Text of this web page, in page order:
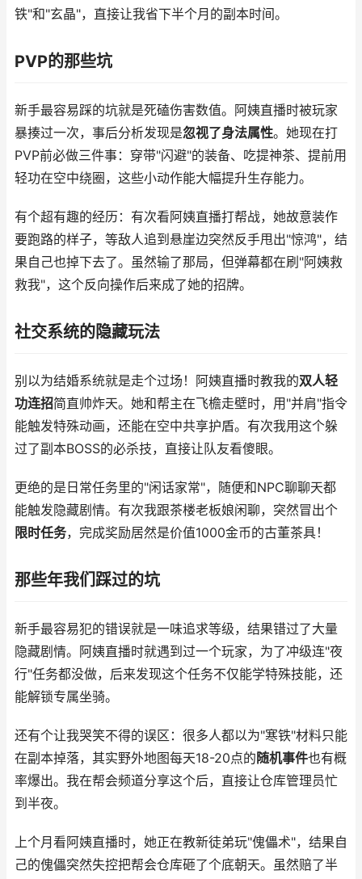
铁"和"玄晶"，直接让我省下半个月的副本时间。
PVP的那些坑
新手最容易踩的坑就是死磕伤害数值。阿姨直播时被玩家
暴揍过一次，事后分析发现是忽视了身法属性。她现在打
PVP前必做三件事：穿带"闪避"的装备、吃提神茶、提前用
轻功在空中绕圈，这些小动作能大幅提升生存能力。
有个超有趣的经历：有次看阿姨直播打帮战，她故意装作
要跑路的样子，等敌人追到悬崖边突然反手甩出"惊鸿"，结
果自己也掉下去了。虽然输了那局，但弹幕都在刷"阿姨救
救我"，这个反向操作后来成了她的招牌。
社交系统的隐藏玩法
别以为结婚系统就是走个过场！阿姨直播时教我的双人轻
功连招简直帅炸天。她和帮主在飞檐走壁时，用"并肩"指令
能触发特殊动画，还能在空中共享护盾。有次我用这个躲
过了副本BOSS的必杀技，直接让队友看傻眼。
更绝的是日常任务里的"闲话家常"，随便和NPC聊聊天都
能触发隐藏剧情。有次我跟茶楼老板娘闲聊，突然冒出个
限时任务，完成奖励居然是价值1000金币的古董茶具！
那些年我们踩过的坑
新手最容易犯的错误就是一味追求等级，结果错过了大量
隐藏剧情。阿姨直播时就遇到过一个玩家，为了冲级连"夜
行"任务都没做，后来发现这个任务不仅能学特殊技能，还
能解锁专属坐骑。
还有个让我哭笑不得的误区：很多人都以为"寒铁"材料只能
在副本掉落，其实野外地图每天18-20点的 随机事件也有概
率爆出。我在帮会频道分享这个后，直接让仓库管理员忙
到半夜。
上个月看阿姨直播时，她正在教新徒弟玩"傀儡术"，结果自
己的傀儡突然失控把帮会仓库砸了个底朝天。虽然赔了半